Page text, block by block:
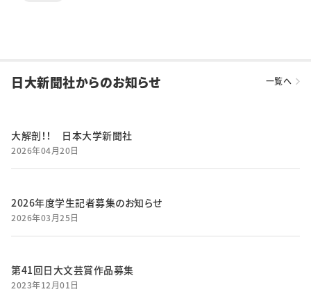
日大新聞社からのお知らせ 一覧へ
大解剖！！ 日本大学新聞社
2026年04月20日
2026年度学生記者募集のお知らせ
2026年03月25日
第41回日大文芸賞作品募集
2023年12月01日